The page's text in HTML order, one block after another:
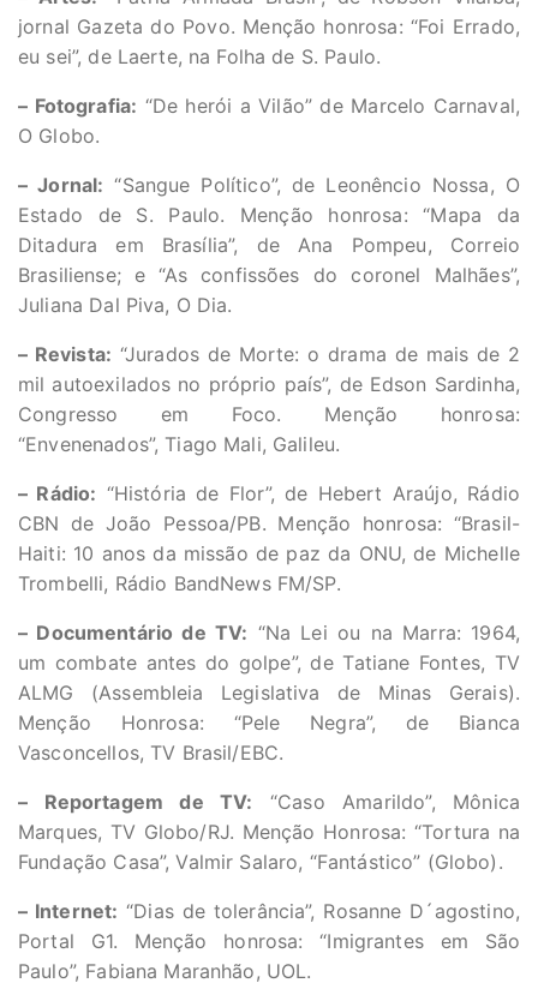
jornal Gazeta do Povo. Menção honrosa: “Foi Errado,
eu sei”, de Laerte, na Folha de S. Paulo.
– Fotografia: “De herói a Vilão” de Marcelo Carnaval,
O Globo.
– Jornal: “Sangue Político”, de Leonêncio Nossa, O
Estado de S. Paulo. Menção honrosa: “Mapa da
Ditadura em Brasília”, de Ana Pompeu, Correio
Brasiliense; e “As confissões do coronel Malhães”,
Juliana Dal Piva, O Dia.
– Revista: “Jurados de Morte: o drama de mais de 2
mil autoexilados no próprio país”, de Edson Sardinha,
Congresso em Foco. Menção honrosa:
“Envenenados”, Tiago Mali, Galileu.
– Rádio: “História de Flor”, de Hebert Araújo, Rádio
CBN de João Pessoa/PB. Menção honrosa: “Brasil-
Haiti: 10 anos da missão de paz da ONU, de Michelle
Trombelli, Rádio BandNews FM/SP.
– Documentário de TV: “Na Lei ou na Marra: 1964,
um combate antes do golpe”, de Tatiane Fontes, TV
ALMG (Assembleia Legislativa de Minas Gerais).
Menção Honrosa: “Pele Negra”, de Bianca
Vasconcellos, TV Brasil/EBC.
– Reportagem de TV: “Caso Amarildo”, Mônica
Marques, TV Globo/RJ. Menção Honrosa: “Tortura na
Fundação Casa”, Valmir Salaro, “Fantástico” (Globo).
– Internet: “Dias de tolerância”, Rosanne D´agostino,
Portal G1. Menção honrosa: “Imigrantes em São
Paulo”, Fabiana Maranhão, UOL.